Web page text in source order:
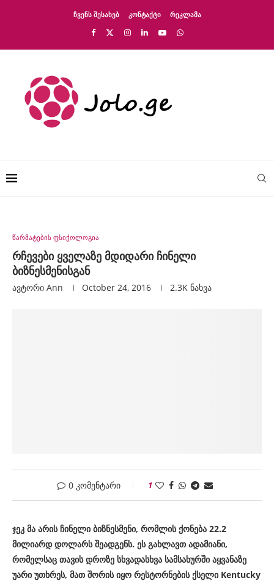
ᲩᲕᲔᲜᲡ ᲨᲔᲡᲐᲮᲔᲑ ᲙᲝᲜᲢᲐᲥᲢᲘ ᲠᲔᲙᲚᲐᲛᲐ
წარმატების ფსიქოლოგია
რჩევები ყველაზე მდიდარი ჩინელი
ბიზნესმენისგან
ავტორი Ann October 24, 2016 2.3K ნახვა
0 კომენტარი 1
ჯეკ მა არის ჩინელი ბიზნესმენი, რომლის ქონება 22.2
მილიარდ დოლარს შეადგენს. ეს გახლავთ ადამიანი,
რომელსაც თავის დროზე სხვადასხვა სამსახურში აყვანაზე
უარი უთხრეს, მათ შორის იყო რესტორნების ქსელი Kentucky